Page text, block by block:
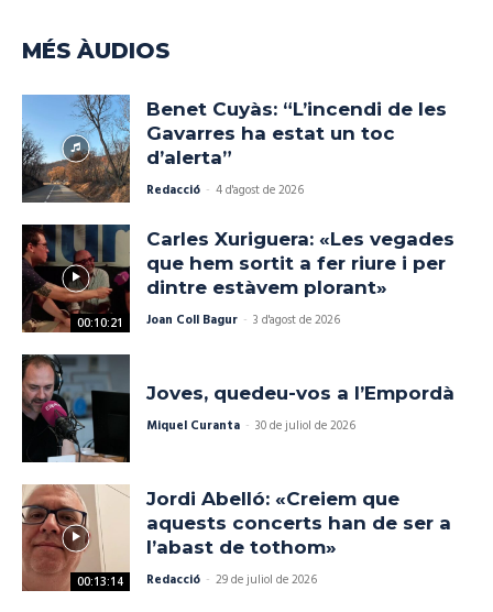
MÉS ÀUDIOS
Benet Cuyàs: “L’incendi de les
Gavarres ha estat un toc
d’alerta”
Redacció - 4 d'agost de 2026
00:10:21
Carles Xuriguera: «Les vegades
que hem sortit a fer riure i per
dintre estàvem plorant»
Joan Coll Bagur - 3 d'agost de 2026
Joves, quedeu-vos a l’Empordà
Miquel Curanta - 30 de juliol de 2026
00:13:14
Jordi Abelló: «Creiem que
aquests concerts han de ser a
l’abast de tothom»
Redacció - 29 de juliol de 2026